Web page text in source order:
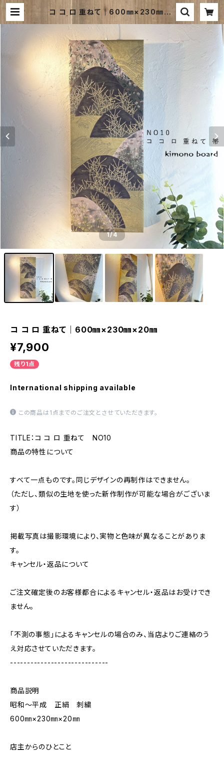
コ コ ロ 重ねて｜600㎜×230㎜×2
0㎜ | 和風ファブリックパネルのお店
｜kimono board webshop ｜キ
モノボードウェブショップは
1/4
コ コ ロ 重ねて｜600㎜×230㎜×20㎜
¥7,900
残り1点
International shipping available
この商品は1点までのご注文とさせていただきます。
TITLE：コ コ ロ 重ねて NO10
商品の特性について
すべて一点ものです。同じデザインの再制作はできません。
（ただし、類似の生地を使った新作制作が可能な場合がございま
す）
掲載写真は撮影環境により、実物と色味が異なることがありま
す。
キャンセル・返品について
ご注文確定後のお客様都合によるキャンセル・返品はお受けでき
ません。
「不測の事態」によるキャンセルの場合のみ、当店よりご連絡のう
え対応させていただきます。
-----------------------------
商品説明
昭和～平成 正絹 刺繍
600㎜×230㎜×20㎜
店主からのひとこと